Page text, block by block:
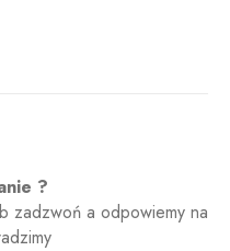
?
zadzwoń a odpowiemy na